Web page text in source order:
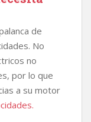
de
No
no
por lo que
a su motor